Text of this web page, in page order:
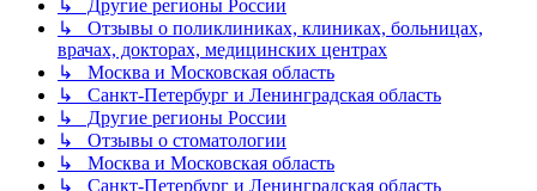
↳ Другие регионы России
↳ Отзывы о поликлиниках, клиниках, больницах,
врачах, докторах, медицинских центрах
↳ Москва и Московская область
↳ Санкт-Петербург и Ленинградская область
↳ Другие регионы России
↳ Отзывы о стоматологии
↳ Москва и Московская область
↳ Санкт-Петербург и Ленинградская область